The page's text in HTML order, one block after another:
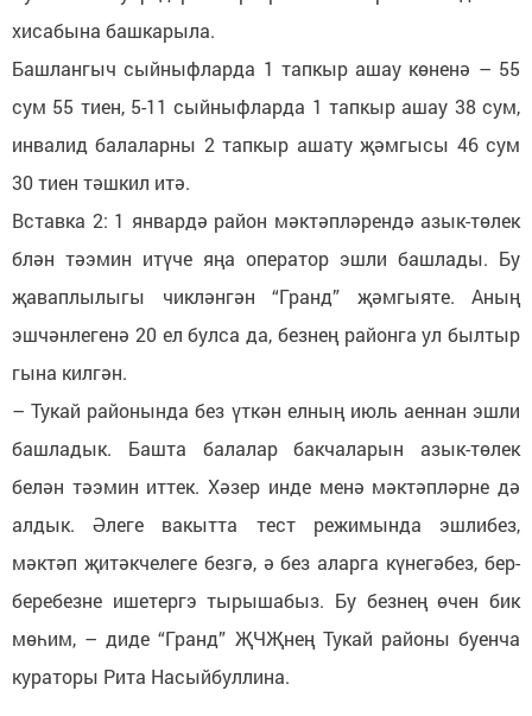
хисабына башкарыла.
Башлангыч сыйныфларда 1 тапкыр ашау көненә – 55
сум 55 тиен, 5-11 сыйныфларда 1 тапкыр ашау 38 сум,
инвалид балаларны 2 тапкыр ашату җәмгысы 46 сум
30 тиен тәшкил итә.
Вставка 2: 1 январдә район мәктәпләрендә азык-төлек
блән тәэмин итүче яңа оператор эшли башлады. Бу
җаваплылыгы чикләнгән “Гранд” җәмгыяте. Аның
эшчәнлегенә 20 ел булса да, безнең районга ул былтыр
гына килгән.
– Тукай районында без үткән елның июль аеннан эшли
башладык. Башта балалар бакчаларын азык-төлек
белән тәэмин иттек. Хәзер инде менә мәктәпләрне дә
алдык. Әлеге вакытта тест режимында эшлибез,
мәктәп җитәкчелеге безгә, ә без аларга күнегәбез, бер-
беребезне ишетергэ тырышабыз. Бу безнең өчен бик
мөһим, – диде “Гранд” ҖЧҖнең Тукай районы буенча
кураторы Рита Насыйбуллина.